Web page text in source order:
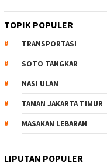
TOPIK POPULER
TRANSPORTASI
SOTO TANGKAR
NASI ULAM
TAMAN JAKARTA TIMUR
MASAKAN LEBARAN
LIPUTAN POPULER